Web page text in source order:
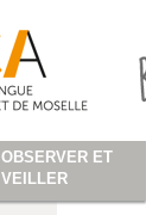
OBSERVER ET
VEILLER